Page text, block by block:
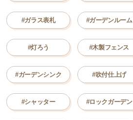
#ガラス表札 #ガーデンルーム
#灯ろう #木製フェンス
#ガーデンシンク #吹付仕上げ
#シャッター #ロックガーデン